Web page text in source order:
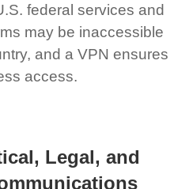
federal services and
may be inaccessible
and a VPN ensures
access.
Legal, and